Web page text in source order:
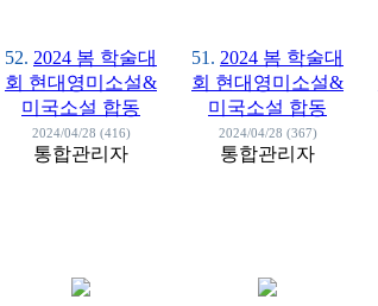
52. 2024 봄 학술대
회 현대영미소설&
미국소설 합동
2024/04/28 (416)
통합관리자
51. 2024 봄 학술대
회 현대영미소설&
미국소설 합동
2024/04/28 (367)
통합관리자